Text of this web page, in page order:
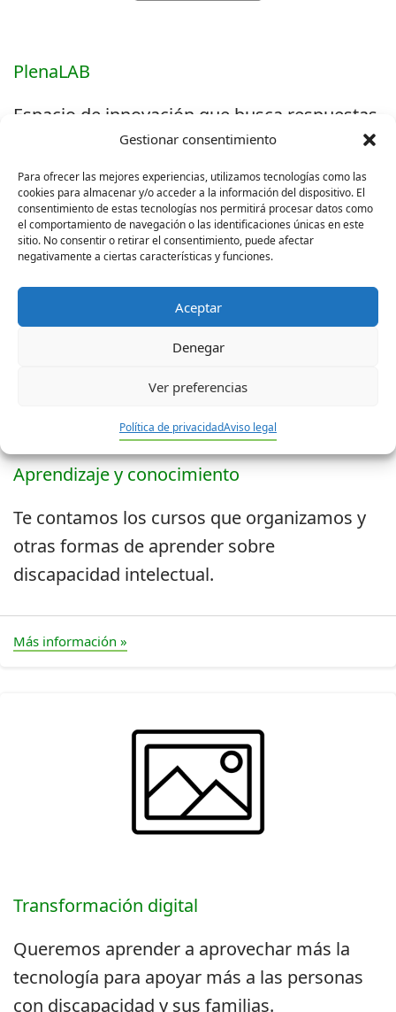
Gestionar consentimiento
Para ofrecer las mejores experiencias, utilizamos tecnologías como las
cookies para almacenar y/o acceder a la información del dispositivo. El
consentimiento de estas tecnologías nos permitirá procesar datos como
el comportamiento de navegación o las identificaciones únicas en este
sitio. No consentir o retirar el consentimiento, puede afectar
negativamente a ciertas características y funciones.
Aceptar
Denegar
Ver preferencias
Política de privacidadAviso legal
PlenaLAB
Espacio de innovación que busca respuestas
a las preguntas más difíciles.
Más información »
Aprendizaje y conocimiento
Te contamos los cursos que organizamos y
otras formas de aprender sobre
discapacidad intelectual.
Más información »
Transformación digital
Queremos aprender a aprovechar más la
tecnología para apoyar más a las personas
con discapacidad y sus familias.